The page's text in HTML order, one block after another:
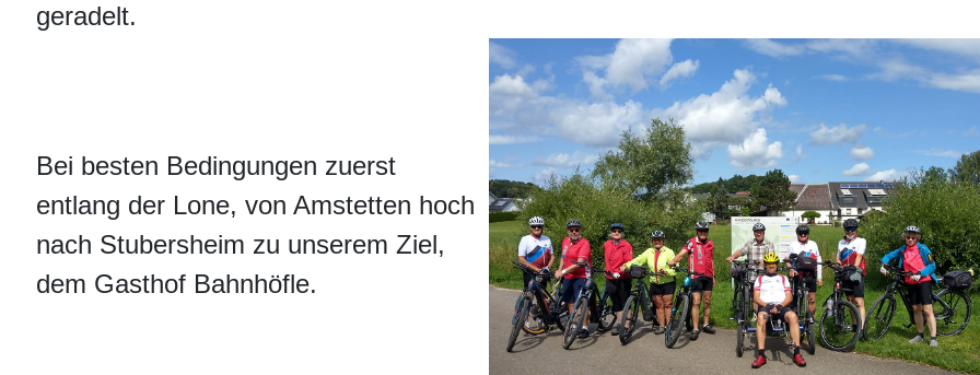
geradelt.
Bei besten Bedingungen zuerst
entlang der Lone, von Amstetten hoch
nach Stubersheim zu unserem Ziel,
dem Gasthof Bahnhöfle.